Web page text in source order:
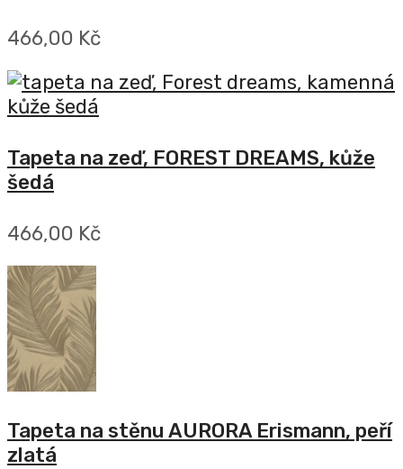
466,00 Kč
Tapeta na zeď, FOREST DREAMS, kůže
šedá
466,00 Kč
Tapeta na stěnu AURORA Erismann, peří
zlatá